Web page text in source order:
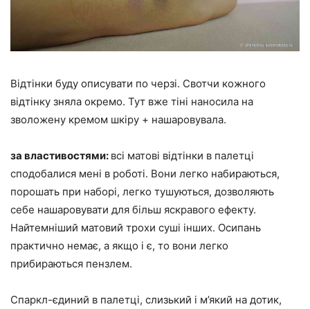
Відтінки буду описувати по черзі. Свотчи кожного
відтінку зняла окремо. Тут вже тіні наносила на
зволожену кремом шкіру + нашаровувала.
за властивостями: всі матові відтінки в палетці
сподобалися мені в роботі. Вони легко набираються,
порошать при наборі, легко тушуються, дозволяють
себе нашаровувати для більш яскравого ефекту.
Найтемніший матовий трохи суші інших. Осипань
практично немає, а якщо і є, то вони легко
прибираються пензлем.
Спаркл-єдиний в палетці, слизький і м’який на дотик,